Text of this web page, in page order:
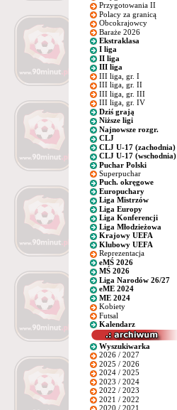
Przygotowania II
Polacy za granicą
Obcokrajowcy
Baraże 2026
Ekstraklasa
I liga
II liga
III liga
III liga, gr. I
III liga, gr. II
III liga, gr. III
III liga, gr. IV
Dziś grają
Niższe ligi
Najnowsze rozgr.
CLJ
CLJ U-17 (zachodnia)
CLJ U-17 (wschodnia)
Puchar Polski
Superpuchar
Puch. okręgowe
Europuchary
Liga Mistrzów
Liga Europy
Liga Konferencji
Liga Młodzieżowa
Krajowy UEFA
Klubowy UEFA
Reprezentacja
eMŚ 2026
MŚ 2026
Liga Narodów 26/27
eME 2024
ME 2024
Kobiety
Futsal
Kalendarz
Wyszukiwarka
2026 / 2027
2025 / 2026
2024 / 2025
2023 / 2024
2022 / 2023
2021 / 2022
2020 / 2021